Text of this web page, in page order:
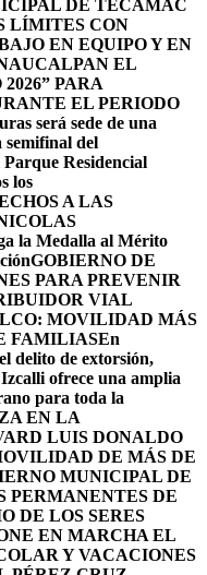
DE TECÁMAC
LÍMITES CON
EN EQUIPO Y EN
EL
PARA
EL PERIODO
será sede de una
del
Residencial
los
A LAS
la Medalla al Mérito
GOBIERNO DE
PARA PREVENIR
VIAL
MOVILIDAD MÁS
FAMILIASEn
delito de extorsión,
ofrece una amplia
para toda la
EN LA
LUIS DONALDO
DE MÁS DE
MUNICIPAL DE
PERMANENTES DE
DE LOS SERES
EN MARCHA EL
Y VACACIONES